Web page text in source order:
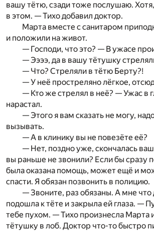
вашу тётю, сзади тоже послушаю.
в этом. — Тихо добавил доктор.
Марта вместе с санитаром
и положили на живот.
— Господи, что это? — В ужасе
— Ээээ, да в вашу тётушку
— Что? Стреляли в тётю Берту?!
— У неё простреляно лёгкое,
— Кто же стрелял в неё? — Ужас в
нарастал.
— Этого я вам сказать не могу,
вызывать.
— А в клинику вы не повезёте её?
— Нет, поздно уже, скончалась
вы раньше не звонили? Если бы сразу
была оказана помощь, может ещё и
спасти. Я обязан позвонить в полицию.
— Звоните, раз обязаны. А мне
подошла к тёте и закрыла ей глаза. —
тебе пухом. — Тихо произнесла Марта
тётушку в лоб. Доктор что-то быстро